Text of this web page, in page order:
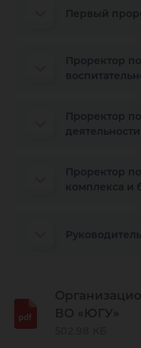
Первый
Проректор
Проректор
деятельности
Проректор
комплекса и
ВО «ЮГУ»